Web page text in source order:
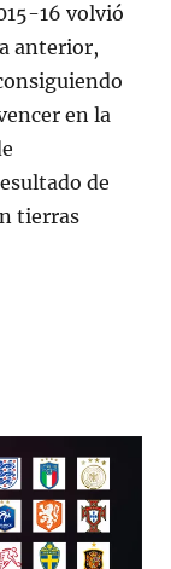
16 volvió
anterior,
en la
de
tierras